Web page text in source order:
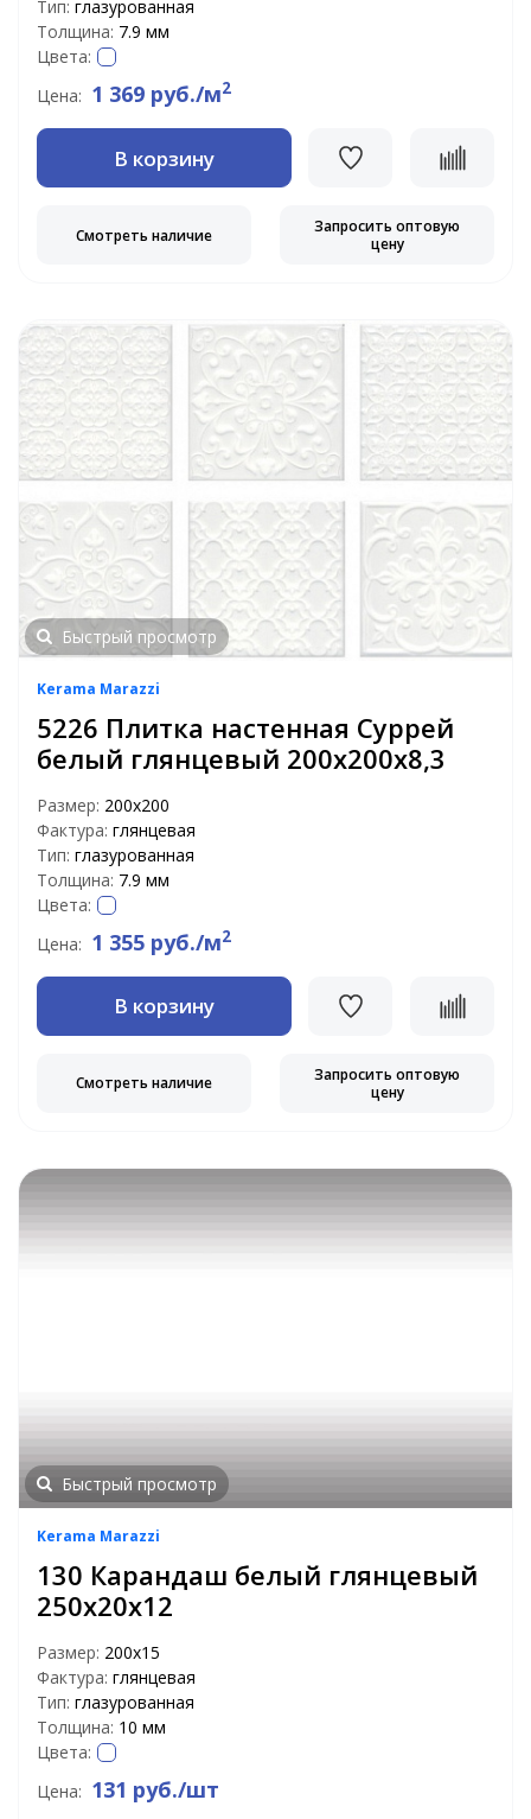
Тип: глазурованная
Толщина: 7.9 мм
Цвета:
Цена: 1 369 руб./м2
В корзину
Смотреть наличие
Запросить оптовую
цену
Быстрый просмотр
Kerama Marazzi
5226 Плитка настенная Суррей
белый глянцевый 200х200х8,3
Размер: 200х200
Фактура: глянцевая
Тип: глазурованная
Толщина: 7.9 мм
Цвета:
Цена: 1 355 руб./м2
В корзину
Смотреть наличие
Запросить оптовую
цену
Быстрый просмотр
Kerama Marazzi
130 Карандаш белый глянцевый
250х20х12
Размер: 200х15
Фактура: глянцевая
Тип: глазурованная
Толщина: 10 мм
Цвета:
Цена: 131 руб./шт